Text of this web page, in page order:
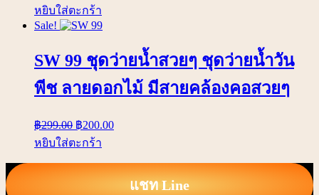
หยิบใส่ตะกร้า
Sale!
SW 99 ชุดว่ายน้ำสวยๆ ชุดว่ายน้ำวัน
พีช ลายดอกไม้ มีสายคล้องคอสวยๆ
฿299.00 ฿200.00
หยิบใส่ตะกร้า
แชท Line